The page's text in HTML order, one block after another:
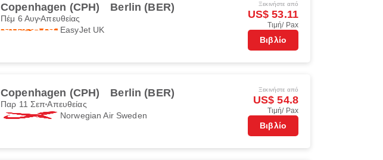
Copenhagen (CPH) Berlin (BER)
Πέμ 6 ΑυγΑπευθείας
EasyJet UK
Ξεκινήστε από
US$ 53.11
Τιμή/ Pax
Βιβλίο
Copenhagen (CPH) Berlin (BER)
Παρ 11 ΣεπΑπευθείας
Norwegian Air Sweden
Ξεκινήστε από
US$ 54.8
Τιμή/ Pax
Βιβλίο